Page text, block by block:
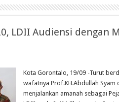
LDII Audiensi dengan
Kota Gorontalo, 19/09 -Turut
wafatnya Prof.KH.Abdullah Syam
menjalankan amanah sebagai